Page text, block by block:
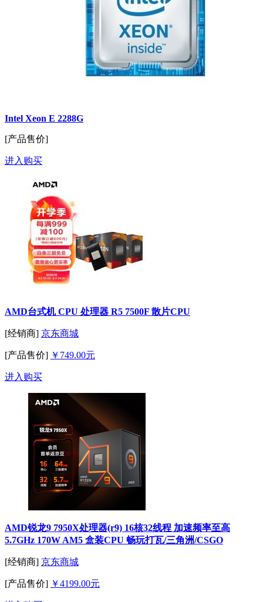
Intel Xeon E 2288G
[产品售价]
进入购买
AMD台式机 CPU 处理器 R5 7500F 散片CPU
[经销商] 京东商城
[产品售价] ￥749.00元
进入购买
AMD锐龙9 7950X处理器(r9) 16核32线程 加速频率至高
5.7GHz 170W AM5 盒装CPU 畅玩打瓦/三角洲/CSGO
[经销商] 京东商城
[产品售价] ￥4199.00元